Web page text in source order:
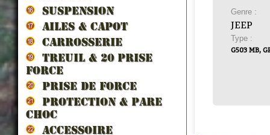
SUSPENSION
AILES & CAPOT
CARROSSERIE
TREUIL & 20 prise
force
PRISE DE FORCE
PROTECTION & PARE
CHOC
ACCESSOIRE
Genre :
JEEP
Type :
G503 MB,